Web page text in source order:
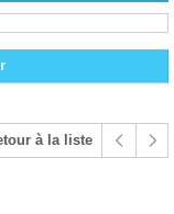
à la liste